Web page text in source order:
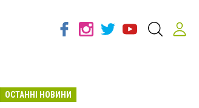
ОСТАННІ НОВИНИ